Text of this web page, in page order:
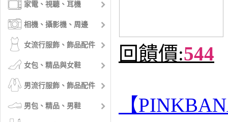
家電、視聽、耳機
相機、攝影機、周邊
女流行服飾、飾品配件
女包、精品與女鞋
男流行服飾、飾品配件
男包、精品、男鞋
回饋價:544
【